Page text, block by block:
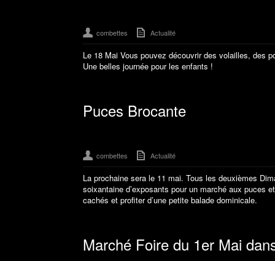
combettes Actualité
Le 18 Mai Vous pouvez découvrir des volailles, des
Une belles journée pour les enfants !
Puces Brocante
combettes Actualité
La prochaine sera le 11 mai. Tous les deuxièmes
soixantaine d’exposants pour un marché aux puces
cachés et profiter d’une petite balade dominicale.
Marché Foire du 1er Mai